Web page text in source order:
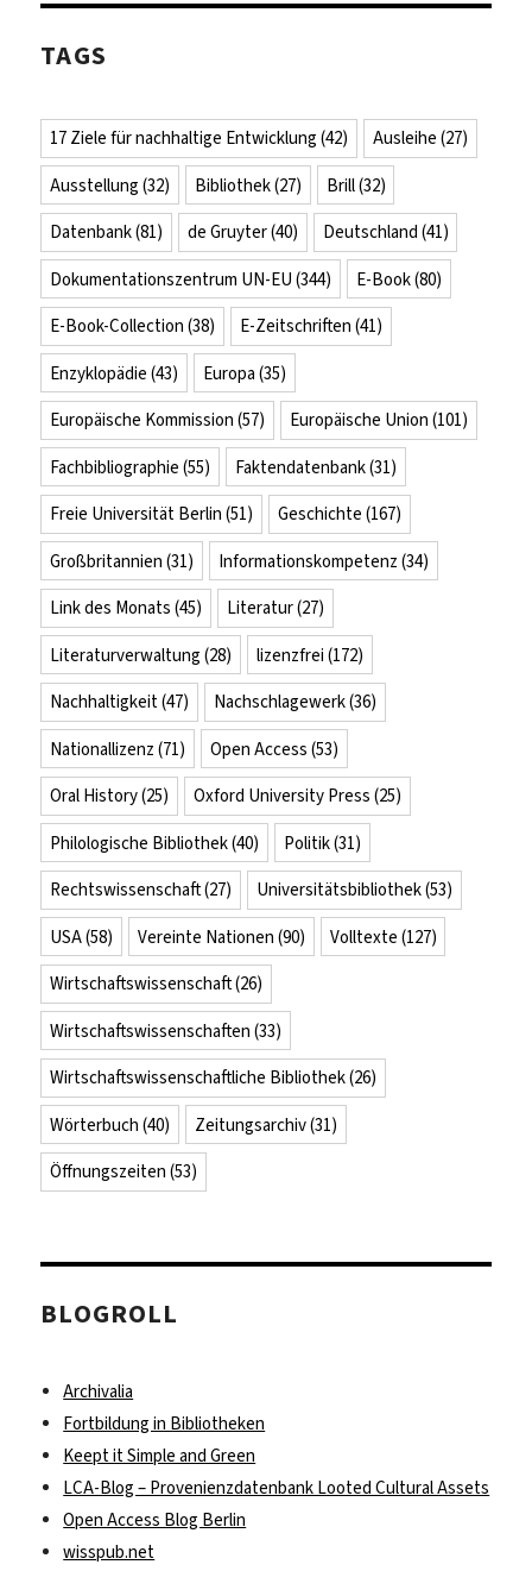
TAGS
17 Ziele für nachhaltige Entwicklung (42) Ausleihe (27)
Ausstellung (32) Bibliothek(27) Brill(32)
Datenbank(81) de Gruyter(40) Deutschland (41)
Dokumentationszentrum UN-EU (344) E-Book(80)
E-Book-Collection (38) E-Zeitschriften (41)
Enzyklopädie (43) Europa (35)
Europäische Kommission (57) Europäische Union (101)
Fachbibliographie (55) Faktendatenbank(31)
Freie Universität Berlin (51) Geschichte (167)
Großbritannien (31) Informationskompetenz (34)
Link des Monats (45) Literatur(27)
Literaturverwaltung (28) lizenzfrei (172)
Nachhaltigkeit(47) Nachschlagewerk(36)
Nationallizenz (71) Open Access (53)
Oral History(25) Oxford University Press (25)
Philologische Bibliothek(40) Politik(31)
Rechtswissenschaft(27) Universitätsbibliothek(53)
USA(58) Vereinte Nationen (90) Volltexte (127)
Wirtschaftswissenschaft(26)
Wirtschaftswissenschaften (33)
Wirtschaftswissenschaftliche Bibliothek(26)
Wörterbuch (40) Zeitungsarchiv(31)
Öffnungszeiten (53)
BLOGROLL
Archivalia
Fortbildung in Bibliotheken
Keept it Simple and Green
LCA-Blog – Provenienzdatenbank Looted Cultural Assets
Open Access Blog Berlin
wisspub.net